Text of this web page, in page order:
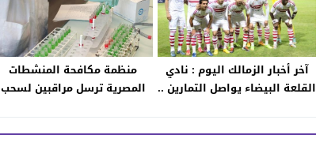
آخر أخبار الزمالك اليوم : نادي
القلعة البيضاء يواصل التمارين ..
منظمة مكافحة المنشطات
المصرية ترسل مراقبين لسحب